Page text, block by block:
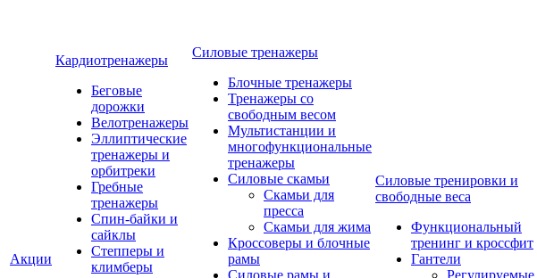
Акции
Кардиотренажеры
Беговые
дорожки
Велотренажеры
Эллиптические
тренажеры и
орбитреки
Гребные
тренажеры
Спин-байки и
сайклы
Степперы и
климберы
Силовые тренажеры
Блочные тренажеры
Тренажеры со
свободным весом
Мультистанции и
многофункциональные
тренажеры
Силовые скамьи
Скамьи для
пресса
Скамьи для жима
Кроссоверы и блочные
рамы
Силовые рамы и
Силовые тренировки и
свободные веса
Функциональный
тренинг и кроссфит
Гантели
Регулируемые